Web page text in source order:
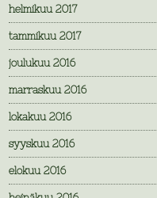
helmikuu 2017
tammikuu 2017
joulukuu 2016
marraskuu 2016
lokakuu 2016
syyskuu 2016
elokuu 2016